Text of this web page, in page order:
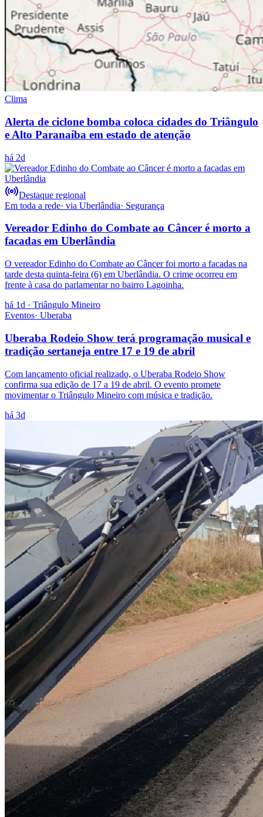
Clima
Alerta de ciclone bomba coloca cidades do Triângulo
e Alto Paranaíba em estado de atenção
há 2d
Destaque regional
Em toda a rede· via Uberlândia· Segurança
Vereador Edinho do Combate ao Câncer é morto a
facadas em Uberlândia
O vereador Edinho do Combate ao Câncer foi morto a facadas na
tarde desta quinta-feira (6) em Uberlândia. O crime ocorreu em
frente à casa do parlamentar no bairro Lagoinha.
há 1d · Triângulo Mineiro
Eventos· Uberaba
Uberaba Rodeio Show terá programação musical e
tradição sertaneja entre 17 e 19 de abril
Com lançamento oficial realizado, o Uberaba Rodeio Show
confirma sua edição de 17 a 19 de abril. O evento promete
movimentar o Triângulo Mineiro com música e tradição.
há 3d